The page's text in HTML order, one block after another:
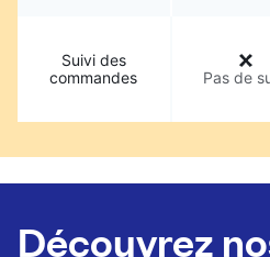
Suivi des
commandes
Pas de
Découvrez